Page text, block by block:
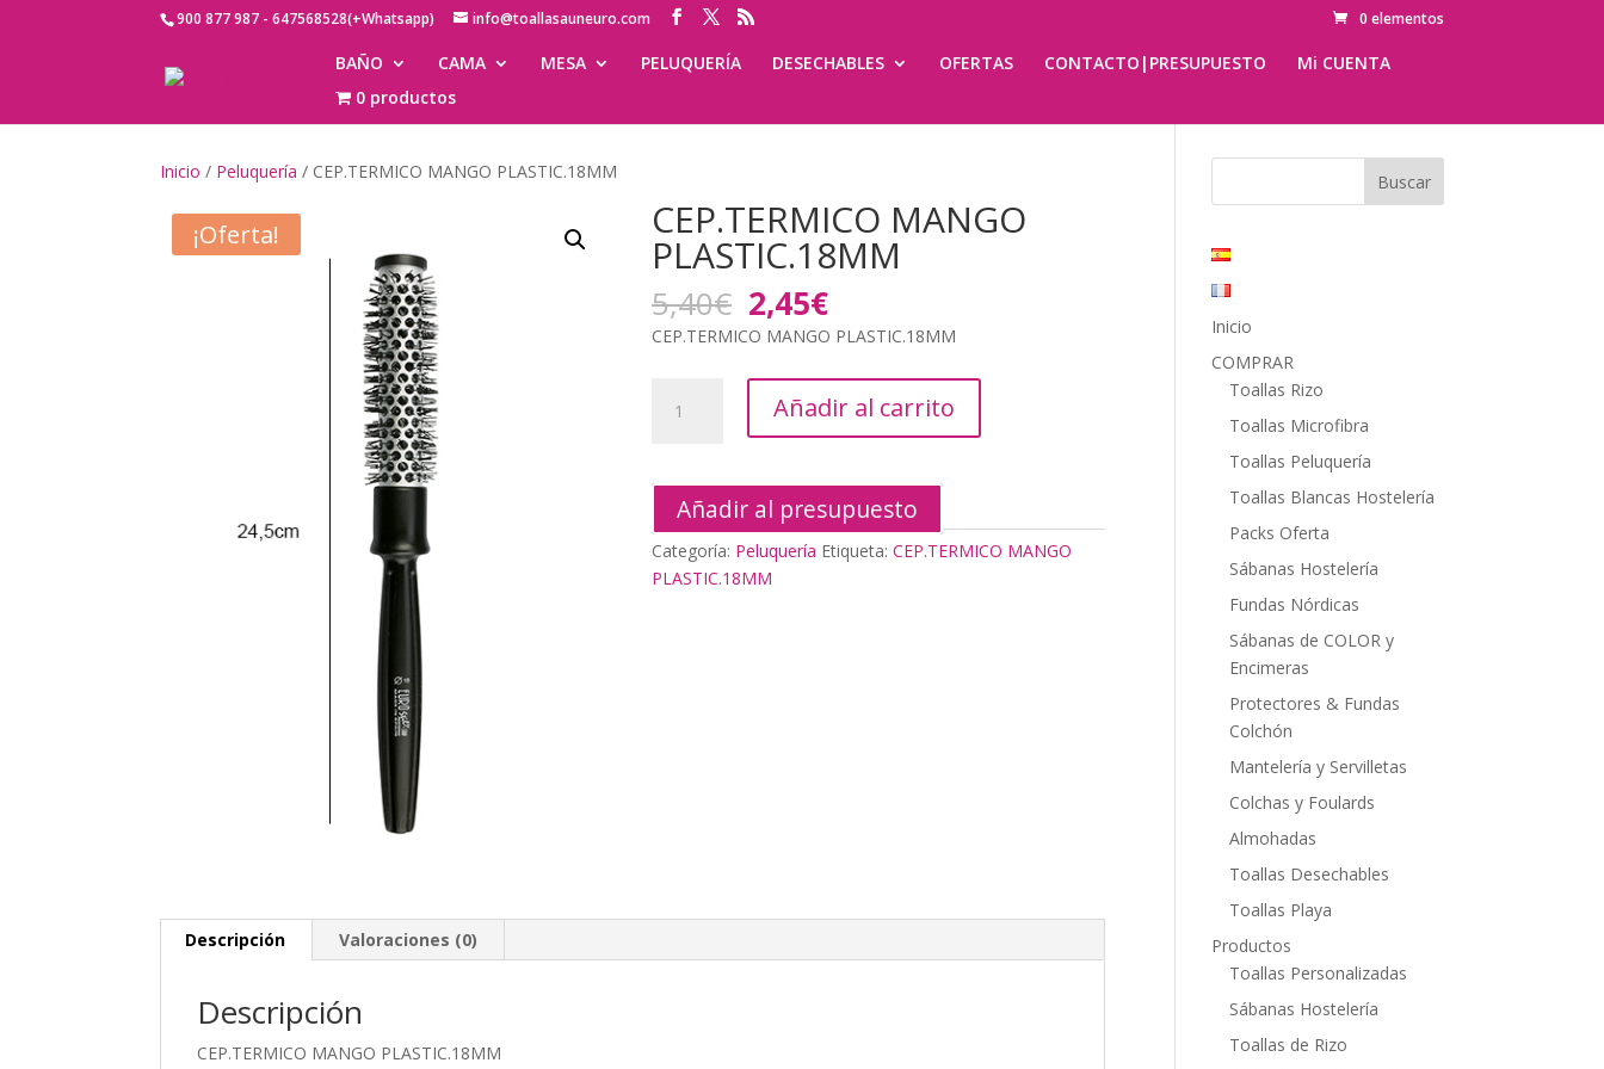
900 877 987 - 647568528(+Whatsapp) info@toallasauneuro.com 0 elementos
BAÑO CAMA MESA PELUQUERÍA DESECHABLES OFERTAS CONTACTO|PRESUPUESTO
Mi CUENTA
0 productos
Inicio / Peluquería / CEP.TERMICO MANGO PLASTIC.18MM
¡Oferta! CEP.TERMICO MANGO
PLASTIC.18MM
5,40€ El
precio
original
era:
5,40€.
2,45€El
precio
actual
es:
2,45€.
CEP.TERMICO MANGO PLASTIC.18MM
MANGO
PLASTIC.18MM
Añadir al carrito
Añadir al presupuesto
Categoría: Peluquería Etiqueta:CEP.TERMICO MANGO
PLASTIC.18MM
Descripción Valoraciones (0)
Descripción
CEP.TERMICO MANGO PLASTIC.18MM
Inicio
COMPRAR
Toallas Rizo
Toallas Microfibra
Toallas Peluquería
Toallas Blancas Hostelería
Packs Oferta
Sábanas Hostelería
Fundas Nórdicas
Sábanas de COLOR y
Encimeras
Protectores & Fundas
Colchón
Mantelería y Servilletas
Colchas y Foulards
Almohadas
Toallas Desechables
Toallas Playa
Productos
Toallas Personalizadas
Sábanas Hostelería
Toallas de Rizo